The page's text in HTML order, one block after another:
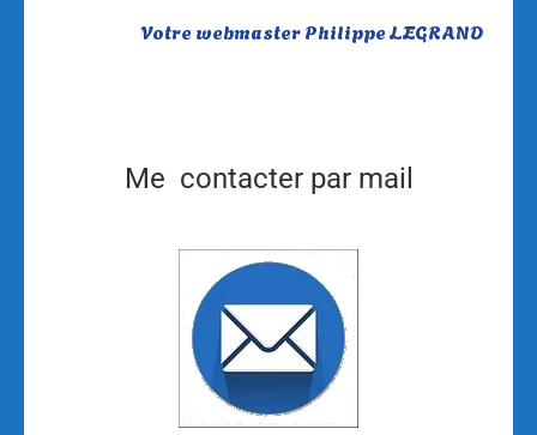
Votre webmaster Philippe LEGRAND
Me contacter par mail